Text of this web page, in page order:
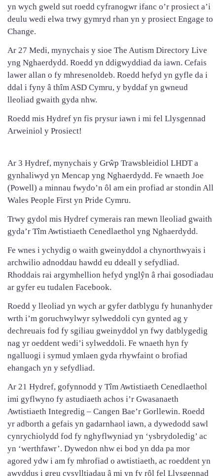
yn wych gweld sut roedd cyfranogwr ifanc o’r prosiect a’i
deulu wedi elwa trwy gymryd rhan yn y prosiect Engage to
Change.
Ar 27 Medi, mynychais y sioe The Autism Directory Live
yng Nghaerdydd. Roedd yn ddigwyddiad da iawn. Cefais
lawer allan o fy mhresenoldeb. Roedd hefyd yn gyfle da i
ddal i fyny â thîm ASD Cymru, y byddaf yn gwneud
lleoliad gwaith gyda nhw.
Roedd mis Hydref yn fis prysur iawn i mi fel Llysgennad
Arweiniol y Prosiect!
Ar 3 Hydref, mynychais y Grŵp Trawsbleidiol LHDT a
gynhaliwyd yn Mencap yng Nghaerdydd. Fe wnaeth Joe
(Powell) a minnau fwydo’n ôl am ein profiad ar stondin All
Wales People First yn Pride Cymru.
Trwy gydol mis Hydref cymerais ran mewn lleoliad gwaith
gyda’r Tîm Awtistiaeth Cenedlaethol yng Nghaerdydd.
Fe wnes i ychydig o waith gweinyddol a chynorthwyais i
archwilio adnoddau hawdd eu ddeall y sefydliad.
Rhoddais rai argymhellion hefyd ynglŷn â rhai gosodiadau
ar gyfer eu tudalen Facebook.
Roedd y lleoliad yn wych ar gyfer datblygu fy hunanhyder
wrth i’m goruchwylwyr sylweddoli cyn gynted ag y
dechreuais fod fy sgiliau gweinyddol yn fwy datblygedig
nag yr oeddent wedi’i sylweddoli. Fe wnaeth hyn fy
ngalluogi i symud ymlaen gyda rhywfaint o brofiad
ehangach yn y sefydliad.
Ar 21 Hydref, gofynnodd y Tîm Awtistiaeth Cenedlaethol
imi gyflwyno fy astudiaeth achos i’r Gwasanaeth
Awtistiaeth Integredig – Cangen Bae’r Gorllewin. Roedd
yr adborth a gefais yn gadarnhaol iawn, a dywedodd sawl
cynrychiolydd fod fy nghyflwyniad yn ‘ysbrydoledig’ ac
yn ‘werthfawr’. Dywedon nhw ei bod yn dda pa mor
agored ydw i am fy mhrofiad o awtistiaeth, ac roeddent yn
awyddus i greu cysylltiadau â mi yn fy rôl fel Llysgennad